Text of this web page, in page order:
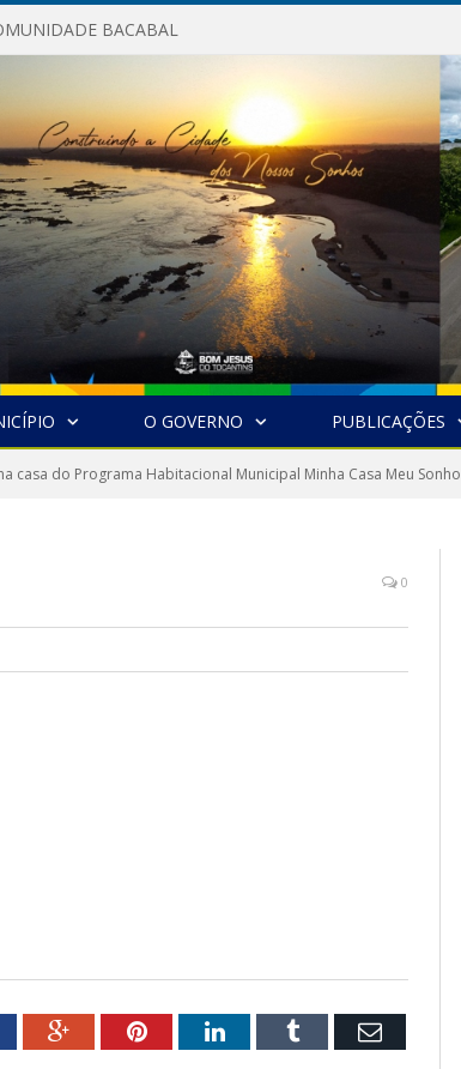
BACABAL
O GOVERNO PUBLICAÇÕES
casa do Programa Habitacional Municipal Minha Casa Meu Sonho
0
Google+PinterestLinkedInTumblr Email